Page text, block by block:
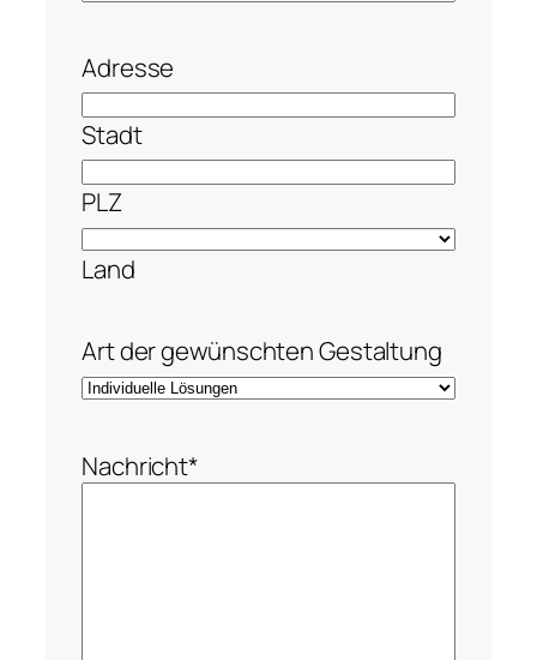
Adresse
Stadt
PLZ
Land
Art der gewünschten Gestaltung
Nachricht*